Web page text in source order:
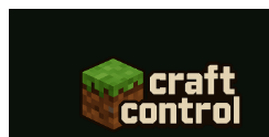
springen